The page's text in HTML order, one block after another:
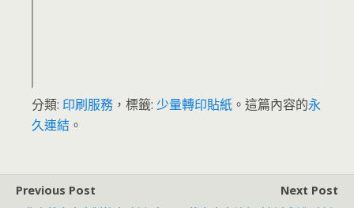
分類: 印刷服務 ，標籤: 少量轉印貼紙 。這篇內容的永
久連結 。
Previous Post
Next Post